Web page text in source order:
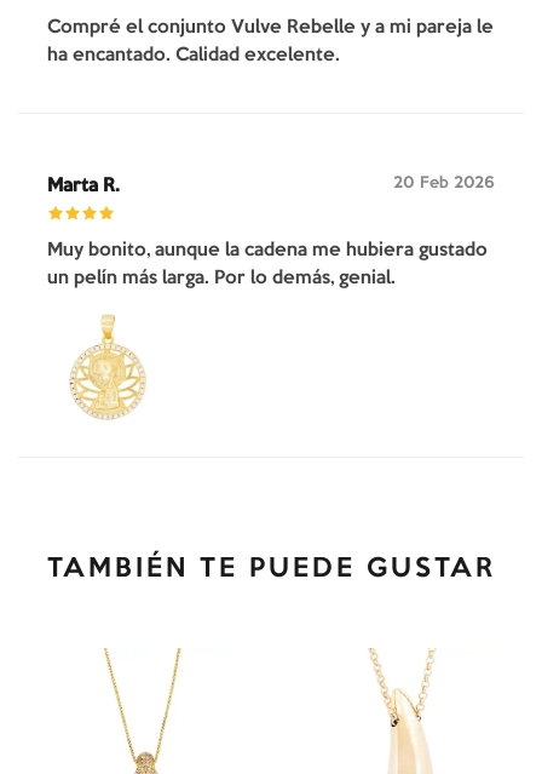
Compré el conjunto Vulve Rebelle y a mi pareja le
ha encantado. Calidad excelente.
Marta R. 20 Feb 2026
Muy bonito, aunque la cadena me hubiera gustado
un pelín más larga. Por lo demás, genial.
TAMBIÉN TE PUEDE GUSTAR